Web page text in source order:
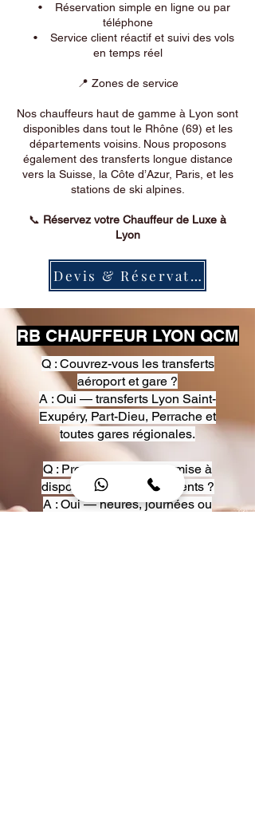
• Réservation simple en ligne ou par
téléphone
• Service client réactif et suivi des vols
en temps réel
📍 Zones de service
Nos chauffeurs haut de gamme à Lyon sont
disponibles dans tout le Rhône (69) et les
départements voisins. Nous proposons
également des transferts longue distance
vers la Suisse, la Côte d’Azur, Paris, et les
stations de ski alpines.
📞 Réservez votre Chauffeur de Luxe à
Lyon
Devis & Réservation
RB CHAUFFEUR LYON QCM
Q : Couvrez-vous les transferts
aéroport et gare ?
A : Oui — transferts Lyon Saint-
Exupéry, Part-Dieu, Perrache et
toutes gares régionales.
Q : Proposez-vous une mise à
disposition pour événements ?
A : Oui — heures, journées ou